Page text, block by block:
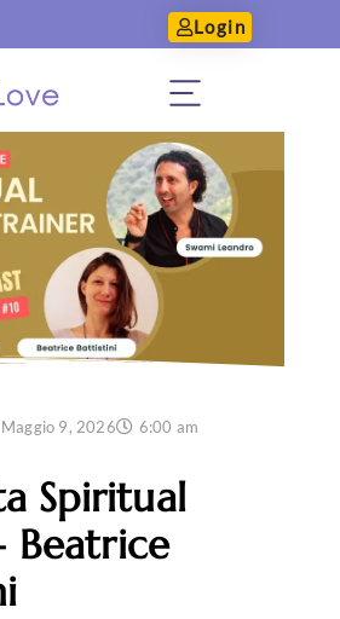
Login
Maggio 9, 2026 6:00 am
Spiritual
Beatrice